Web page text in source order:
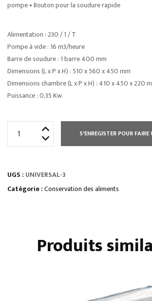
pompe • Bouton pour la soudure rapide
Alimentation : 230 / 1 / T
Pompe à vide : 16 m3/heure
Barre de soudure : 1 barre 400 mm
Dimensions (L x P x H) : 510 x 560 x 450 mm
Dimensions chambre (L x P x H) : 410 x 450 x 220
Puissance : 0,35 Kw
VIDE
2
S'ENREGISTER POUR FAIRE
UGS : UNIVERSAL-3
Catégorie :Conservation des aliments
Produits